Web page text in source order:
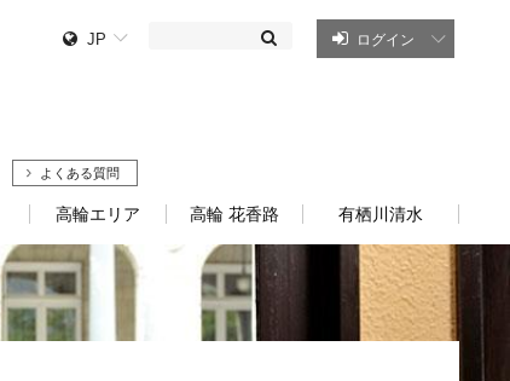
JP ログイン
よくある質問
高輪エリア 高輪 花香路 有栖川清水